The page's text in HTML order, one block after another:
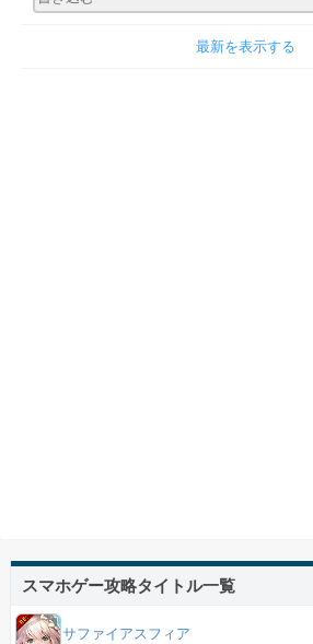
最新を表示する
スマホゲー攻略タイトル一覧
サファイアスフィア